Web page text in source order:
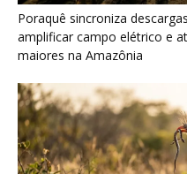
Seriema combina corridas
contra rochas para imobilizar
cerrado